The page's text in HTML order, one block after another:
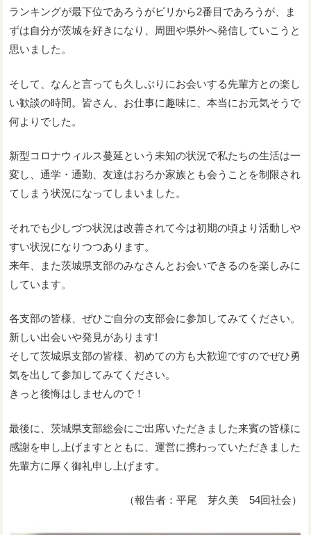
ランキングが最下位であろうがビリから2番目であろうが、ま
ずは自分が茨城を好きになり、周囲や県外へ発信していこうと
思いました。
そして、なんと言っても久しぶりにお会いする先輩方との楽し
い歓談の時間。皆さん、お仕事に趣味に、本当にお元気そうで
何よりでした。
新型コロナウィルス蔓延という未知の状況で私たちの生活は一
変し、通学・通勤、友達はおろか家族とも会うことを制限され
てしまう状況になってしまいました。
それでも少しづつ状況は改善されて今は初期の頃より活動しや
すい状況になりつつあります。
来年、また茨城県支部のみなさんとお会いできるのを楽しみに
しています。
各支部の皆様、ぜひご自分の支部会に参加してみてください。
新しい出会いや発見があります!
そして茨城県支部の皆様、初めての方も大歓迎ですのでぜひ勇
気を出して参加してみてください。
きっと後悔はしませんので！
最後に、茨城県支部総会にご出席いただきました来賓の皆様に
感謝を申し上げますとともに、運営に携わっていただきました
先輩方に厚く御礼申し上げます。
（報告者：平尾 芽久美 54回社会）